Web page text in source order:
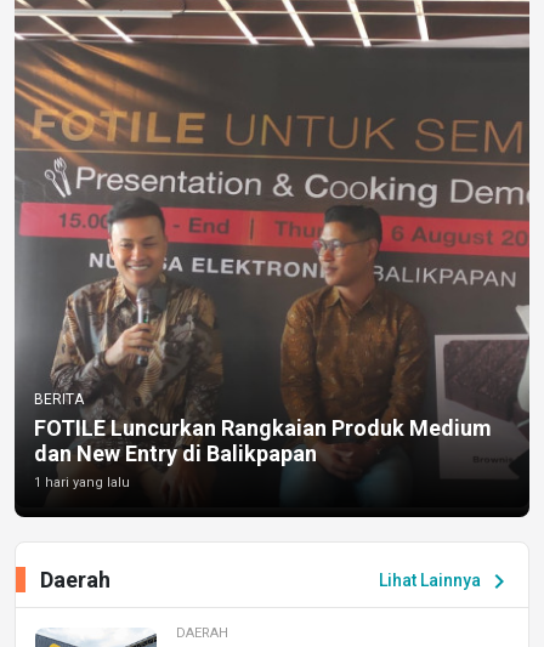
BERITA
FOTILE Luncurkan Rangkaian Produk Medium
dan New Entry di Balikpapan
1 hari yang lalu
Lihat Lainnya chevron_right
Daerah
DAERAH